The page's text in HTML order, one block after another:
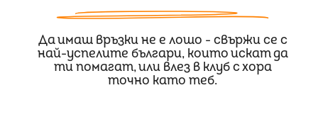
Да имаш връзки не е лошо - свържи се с
най-успелите българи, които искат да
ти помагат, или влез в клуб с хора
точно като теб.